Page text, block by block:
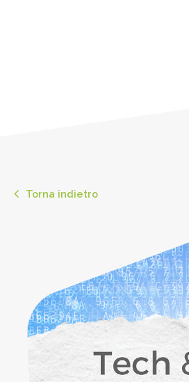
Torna indietro